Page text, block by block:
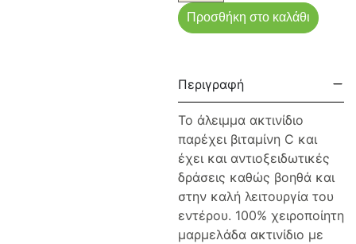
Προσθήκη στο καλάθι
Περιγραφή
Το άλειμμα ακτινίδιο
παρέχει βιταμίνη C και
έχει και αντιοξειδωτικές
δράσεις καθώς βοηθά και
στην καλή λειτουργία του
εντέρου. 100% χειροποίητη
μαρμελάδα ακτινίδιο με